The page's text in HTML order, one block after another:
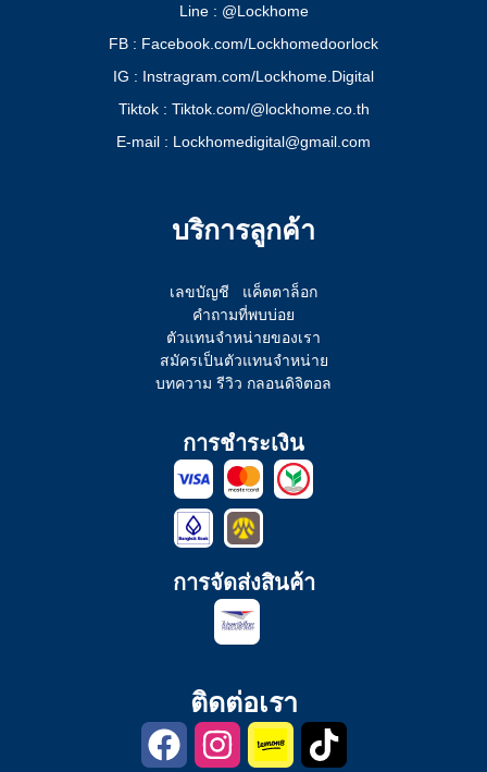
Line : @Lockhome
FB : Facebook.com/Lockhomedoorlock
IG : Instragram.com/Lockhome.Digital
Tiktok : Tiktok.com/@lockhome.co.th
E-mail : Lockhomedigital@gmail.com
บริการลูกค้า
เลขบัญชี
แค็ตตาล็อก
คำถามที่พบบ่อย
ตัวแทนจำหน่ายของเรา
สมัครเป็นตัวแทนจำหน่าย
บทความ รีวิว กลอนดิจิตอล
การชำระเงิน
การจัดส่งสินค้า
ติดต่อเรา